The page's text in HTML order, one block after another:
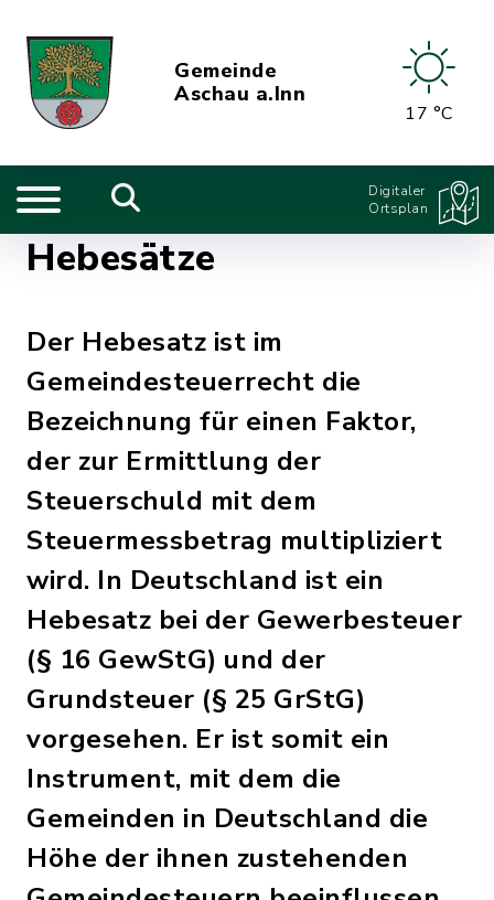
Gemeinde
Aschau a.Inn
17 °C
Digitaler
Ortsplan
Hebesätze
Der Hebesatz ist im
Gemeindesteuerrecht die
Bezeichnung für einen Faktor,
der zur Ermittlung der
Steuerschuld mit dem
Steuermessbetrag multipliziert
wird. In Deutschland ist ein
Hebesatz bei der Gewerbesteuer
(§ 16 GewStG) und der
Grundsteuer (§ 25 GrStG)
vorgesehen. Er ist somit ein
Instrument, mit dem die
Gemeinden in Deutschland die
Höhe der ihnen zustehenden